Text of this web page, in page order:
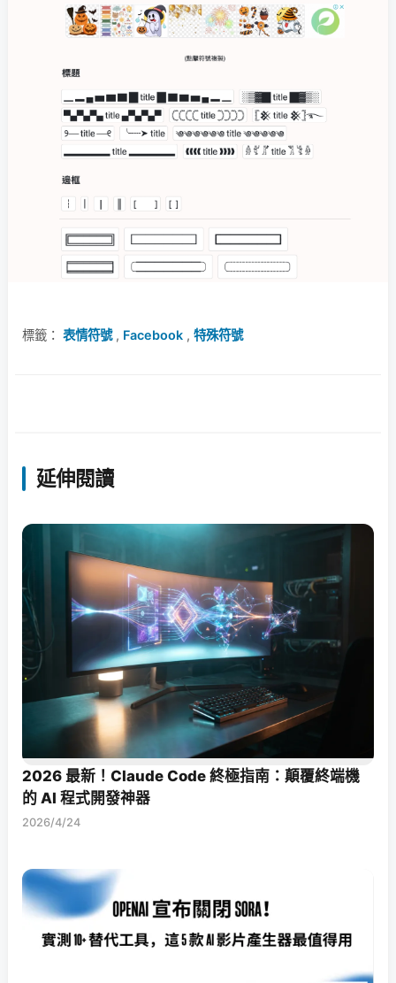
標籤： 表情符號, Facebook , 特殊符號
延伸閱讀
2026 最新！Claude Code 終極指南：顛覆終端機
的 AI 程式開發神器
2026/4/24